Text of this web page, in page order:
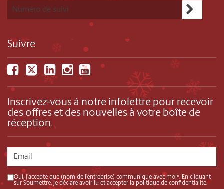
Suivre
Inscrivez-vous à notre infolettre pour recevoir
des offres et des nouvelles à votre boîte de
réception.
Oui, j’accepte que (nom de l’entreprise) communique avec moi*. En cliquant
sur Soumettre, je déclare avoir lu et accepter la politique de confidentialité.*